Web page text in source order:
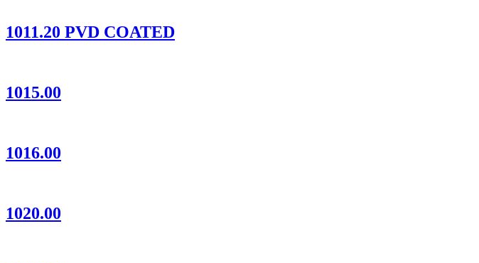
1011.20 PVD COATED
1015.00
1016.00
1020.00